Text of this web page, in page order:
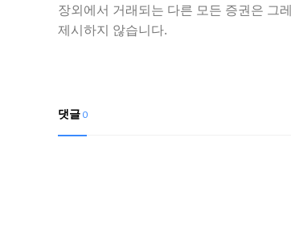
장외에서 거래되는 다른 모든 증권은 그
제시하지 않습니다.
댓글0